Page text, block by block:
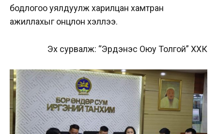
бодлогоо уялдуулж харилцан хамтран
ажиллахыг онцлон хэллээ.
Эх сурвалж: “Эрдэнэс Оюу Толгой” ХХК